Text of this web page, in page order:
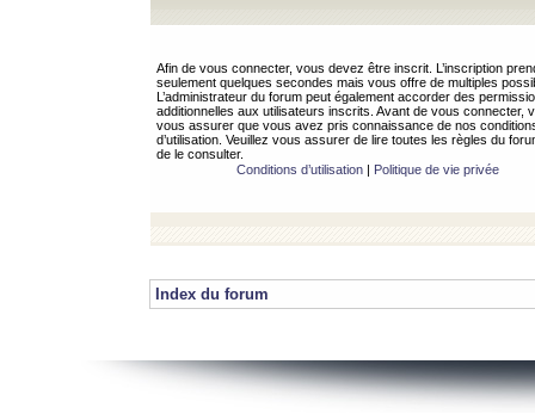
Afin de vous connecter, vous devez être inscrit. L’inscription
seulement quelques secondes mais vous offre de multiples
L’administrateur du forum peut également accorder des
additionnelles aux utilisateurs inscrits. Avant de vous connecter,
vous assurer que vous avez pris connaissance de nos
d’utilisation. Veuillez vous assurer de lire toutes les règles du
de le consulter.
Conditions d’utilisation| Politique de vie privée
Index du forum